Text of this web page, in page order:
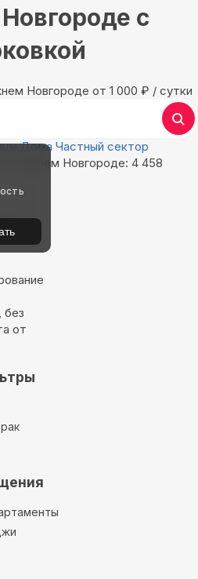
с
Новгороде oт 1 000 ₽ / сутки
Дома Частный сектор
в Нижнем Новгороде: 4 458
без
от